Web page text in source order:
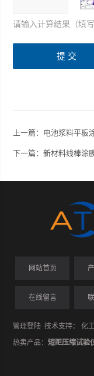
请输入计算结果（填
上一篇： 电池浆料平板
下一篇：新材料线棒涂
网站首页
在线留言
管理登陆 技术支持：化
热卖产品：短距压缩试验